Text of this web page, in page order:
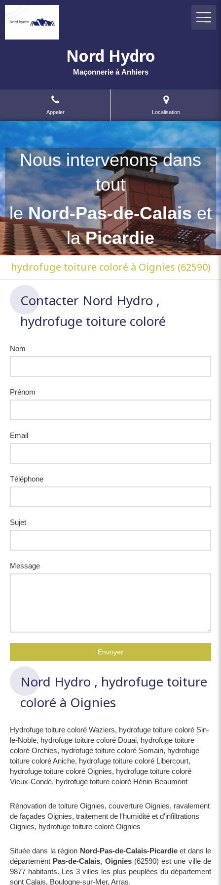
Nord Hydro
Maçonnerie à Anhiers
Appeler Localisation
Nous intervenons dans
tout
leNord-Pas-de-Calaiset
laPicardie
hydrofuge toiture coloré à Oignies (62590)
Contacter Nord Hydro ,
hydrofuge toiture coloré
Nom
Prénom
Email
Téléphone
Sujet
Message
Envoyer
Nord Hydro , hydrofuge toiture
coloré à Oignies
Hydrofuge toiture coloré Waziers, hydrofuge toiture coloré Sin-
le-Noble, hydrofuge toiture coloré Douai, hydrofuge toiture
coloré Orchies, hydrofuge toiture coloré Somain, hydrofuge
toiture coloré Aniche, hydrofuge toiture coloré Libercourt,
hydrofuge toiture coloré Oignies, hydrofuge toiture coloré
Vieux-Condé, hydrofuge toiture coloré Hénin-Beaumont
Rénovation de toiture Oignies, couverture Oignies, ravalement
de façades Oignies, traitement de l'humidité et d'infiltrations
Oignies, hydrofuge toiture coloré Oignies
Située dans la région Nord-Pas-de-Calais-Picardieet dans le
département Pas-de-Calais, Oignies(62590) est une ville de
9877 habitants. Les 3 villes les plus peuplées du département
sont Calais, Boulogne-sur-Mer, Arras.